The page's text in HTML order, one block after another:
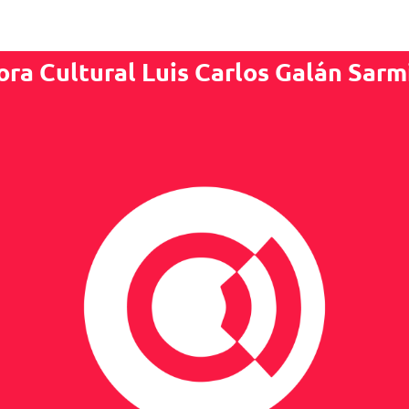
Cultural Luis Carlos Galán